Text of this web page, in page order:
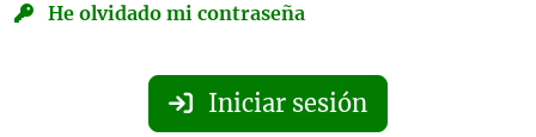
He olvidado mi contraseña
Iniciar sesión